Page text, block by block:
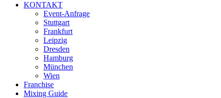
KONTAKT
Event-Anfrage
Stuttgart
Frankfurt
Leipzig
Dresden
Hamburg
München
Wien
Franchise
Mixing Guide